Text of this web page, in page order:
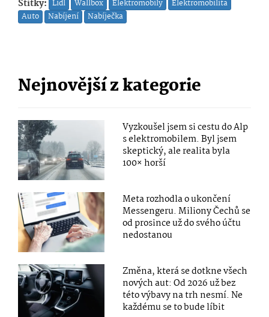
Štítky: Lidl Wallbox Elektromobily
Elektromobilita
Auto
Nabíjení Nabíječka
Nejnovější z kategorie
Vyzkoušel jsem si cestu do Alp
s elektromobilem. Byl jsem
skeptický, ale realita byla
100× horší
Meta rozhodla o ukončení
Messengeru. Miliony Čechů se
od prosince už do svého účtu
nedostanou
Změna, která se dotkne všech
nových aut: Od 2026 už bez
této výbavy na trh nesmí. Ne
každému se to bude líbit